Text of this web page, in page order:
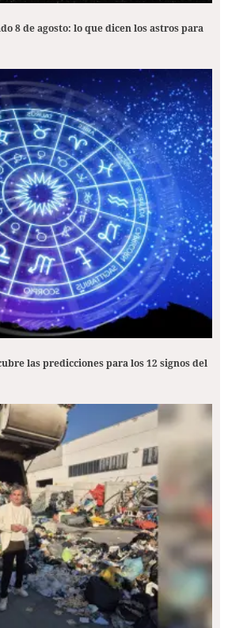
8 de agosto: lo que dicen los astros para
las predicciones para los 12 signos del